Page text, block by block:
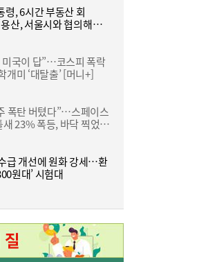
코스피 폭락에 서학개미
령, 6시간 부동산 회
산, 서울시와 협의해야”
미국이 답”…코스피 폭락
개미 ‘대탈출’ [머니+]
폭탄 버텼다”…스페이스
새 23% 폭등, 바닥 찍었나
급 개선에 원화 강세…환
원대’ 시험대